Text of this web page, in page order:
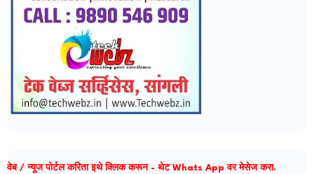
वेब / न्यूज पोर्टल करिता इथे क्लिक करून - थेट Whats App वर मेसेज करा.